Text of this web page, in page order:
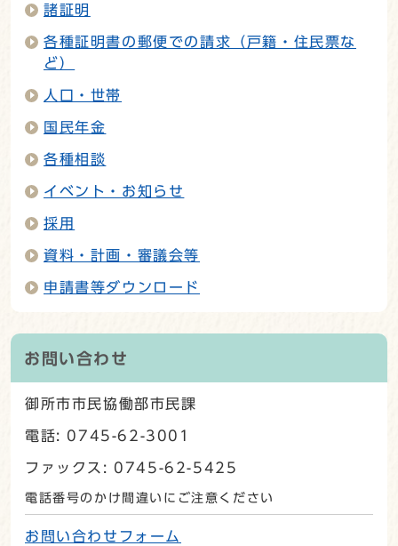
諸証明
各種証明書の郵便での請求（戸籍・住民票な
ど）
人口・世帯
国民年金
各種相談
イベント・お知らせ
採用
資料・計画・審議会等
申請書等ダウンロード
お問い合わせ
御所市市民協働部市民課
電話: 0745-62-3001
ファックス: 0745-62-5425
電話番号のかけ間違いにご注意ください
お問い合わせフォーム